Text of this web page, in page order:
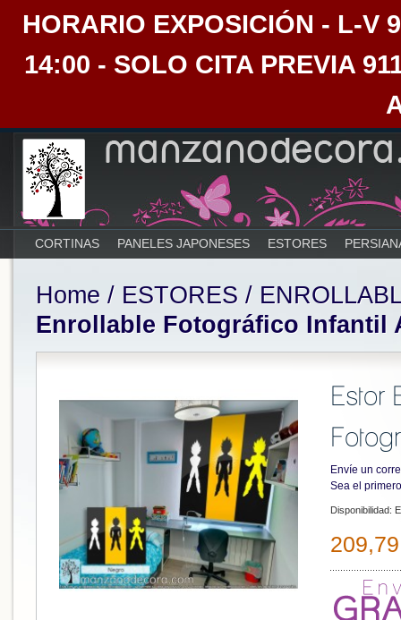
HORARIO EXPOSICIÓN - L-V
14:00 - SOLO CITA PREVIA
CORTINAS PANELES JAPONESES ESTORES
Home / ESTORES /
Enrollable Fotográfico Infantil
Estor
Envíe un
Sea el
Disponibilidad: